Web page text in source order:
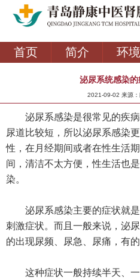
首页 简介 环境
泌尿系统感染的
2021-09-02 来源
泌尿系感染是很常见的疾病
尿道比较短，所以泌尿系感染
性，在月经期间或者在性生活
间，清洁不太方便，性生活也
染。
泌尿系感染主要的症状就是
刺激症状。而且一般来说，泌
的出现尿频、尿急、尿痛，有的
这种症状一般持续半天、一